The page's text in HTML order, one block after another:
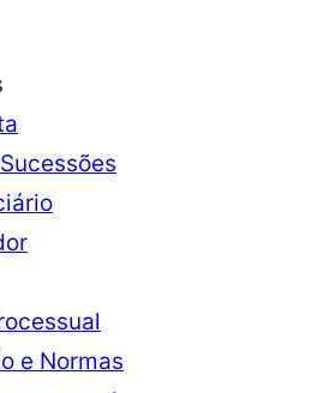
e Normas